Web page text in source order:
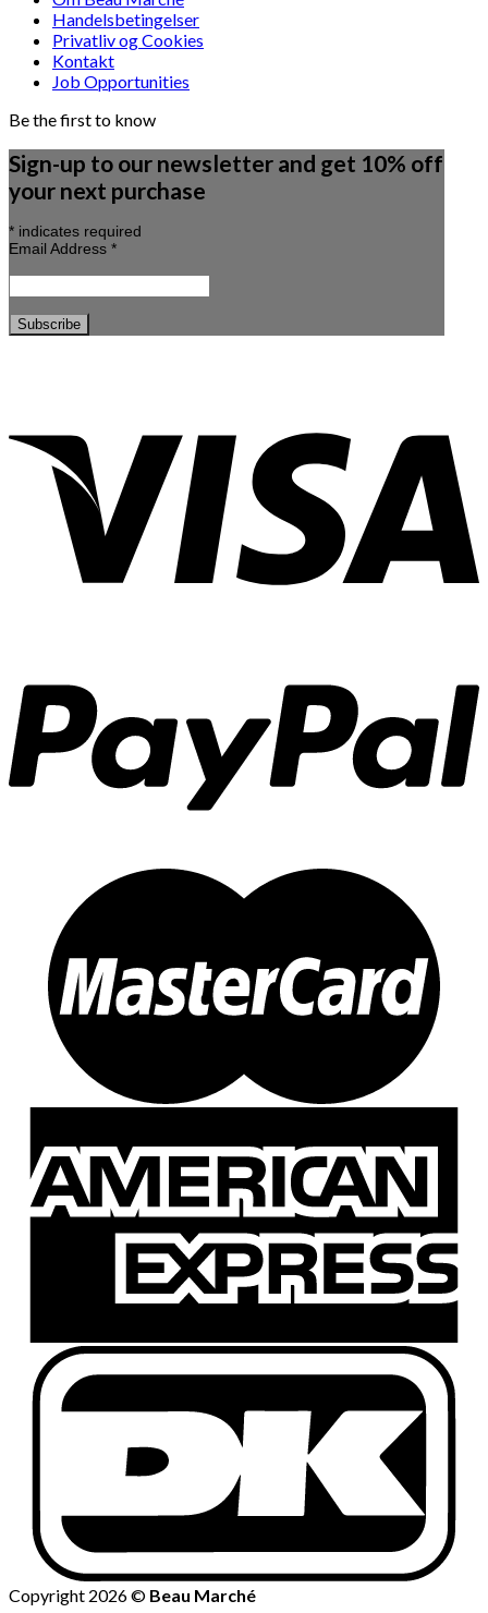
Handelsbetingelser
Privatliv og Cookies
Kontakt
Job Opportunities
Be the first to know
Sign-up to our newsletter and get 10% off
your next purchase
* indicates required
Email Address *
Copyright 2026 © Beau Marché